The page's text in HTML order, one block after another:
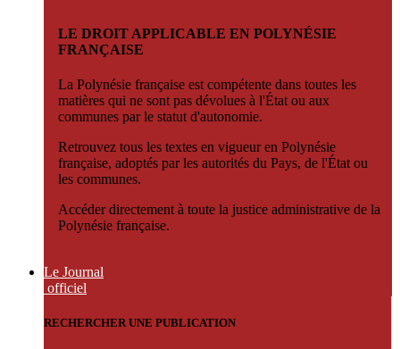
LE DROIT APPLICABLE EN POLYNÉSIE
FRANÇAISE
La Polynésie française est compétente dans toutes les
matières qui ne sont pas dévolues à l'État ou aux
communes par le statut d'autonomie.
Retrouvez tous les textes en vigueur en Polynésie
française, adoptés par les autorités du Pays, de l'État ou
les communes.
Accéder directement à toute la justice administrative de la
Polynésie française.
Le Journal
officiel
RECHERCHER UNE PUBLICATION